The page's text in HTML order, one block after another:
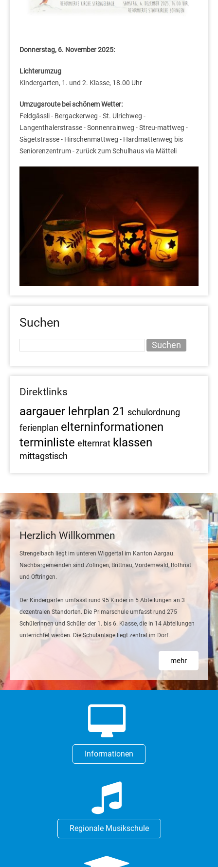
Donnerstag, 6. November 2025:
Lichterumzug
Kindergarten, 1. und 2. Klasse, 18.00 Uhr
Umzugsroute bei schönem Wetter:
Feldgässli - Bergackerweg - St. Ulrichweg -
Langenthalerstrasse - Sonnenrainweg - Streu-mattweg -
Sägetstrasse - Hirschenmattweg - Hardmattenweg bis
Seniorenzentrum - zurück zum Schulhaus via Mätteli
Suchen
Suchen
Direktlinks
aargauer lehrplan 21 schulordnung
ferienplan elterninformationen
terminliste elternrat klassen
mittagstisch
Herzlich Willkommen
Strengelbach liegt im unteren Wiggertal im Kanton Aargau.
Nachbargemeinden sind Zofingen, Brittnau, Vordemwald, Rothrist
und Oftringen.
Der Kindergarten umfasst rund 95 Kinder in 5 Abteilungen an 3
dezentralen Standorten. Die Primarschule umfasst rund 275
Schülerinnen und Schüler der 1. bis 6. Klasse, die in 14 Abteilungen
unterrichtet werden. Die Schulanlage liegt zentral im Dorf.
mehr
Informationen
Regionale Musikschule